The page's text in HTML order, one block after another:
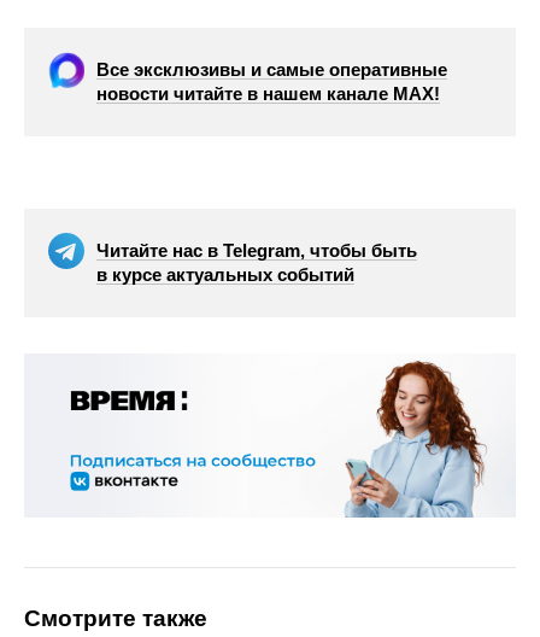
Все эксклюзивы и самые оперативные
новости читайте в нашем канале МАХ!
Читайте нас в Telegram, чтобы быть
в курсе актуальных событий
Смотрите также